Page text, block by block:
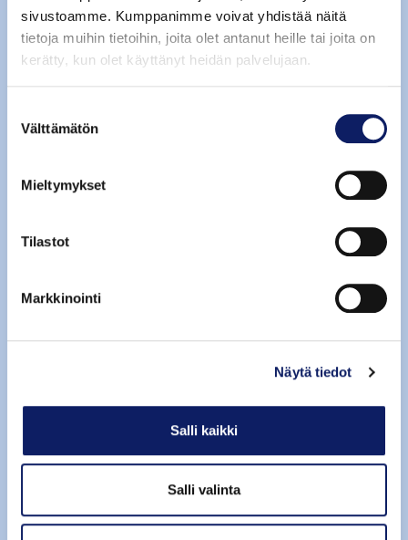
sivustoamme. Kumppanimme voivat yhdistää näitä
tietoja muihin tietoihin, joita olet antanut heille tai joita on
kerätty, kun olet käyttänyt heidän palvelujaan.
valinta
Välttämätön
Mieltymykset
Tilastot
Markkinointi
Näytä tiedot
Salli kaikki
Salli valinta
Helppo ja nopea opaste ostajalle. Ei pientä